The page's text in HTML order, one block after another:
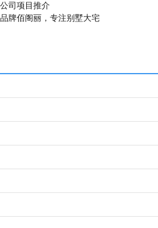
司项目推介
牌佰阁丽，专注别墅大宅